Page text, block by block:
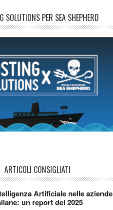
SOLUTIONS PER SEA SHEPHERD
ARTICOLI CONSIGLIATI
Artificiale nelle aziende
un report del 2025